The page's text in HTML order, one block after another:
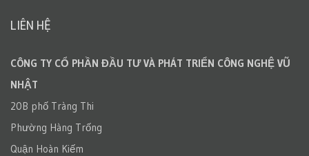
LIÊN HỆ
CÔNG TY CỔ PHẦN ĐẦU TƯ VÀ PHÁT TRIỂN CÔNG NGHỆ VŨ
NHẬT
20B phố Tràng Thi
Phường Hàng Trống
Quận Hoàn Kiếm